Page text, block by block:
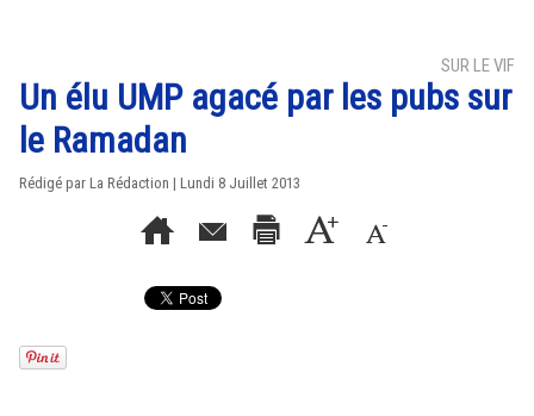
SUR LE VIF
Un élu UMP agacé par les pubs sur
le Ramadan
Rédigé par La Rédaction | Lundi 8 Juillet 2013